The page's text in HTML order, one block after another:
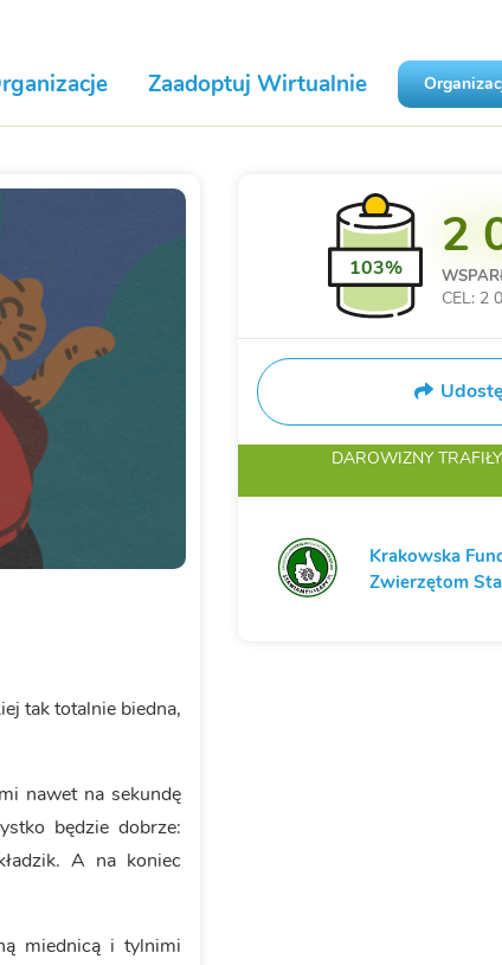
Zaadoptuj Wirtualnie
tak totalnie biedna,
nawet na sekundę
będzie dobrze:
A na koniec
miednicą i tylnimi
103%
2
CEL: 2
DAROWIZNY TRAFIŁY
Krakowska
Zwierzętom